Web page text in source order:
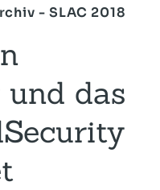
- SLAC 2018
das